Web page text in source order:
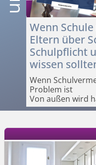
Wenn
Eltern über
Schulpflicht
wissen
Wenn
Problem ist
Von außen wird